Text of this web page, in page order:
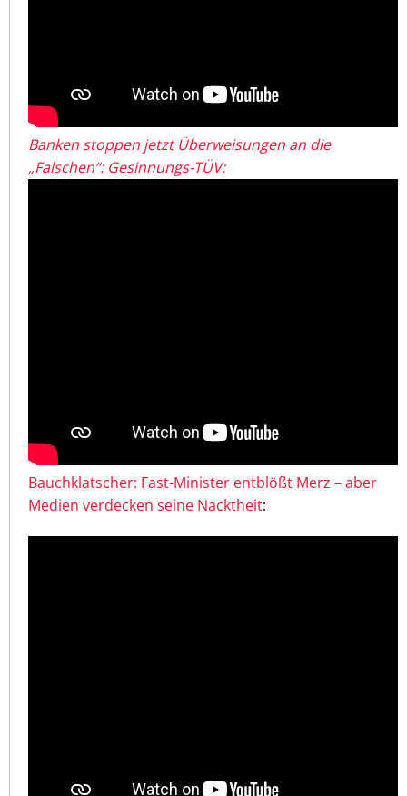
Banken stoppen jetzt Überweisungen an die
„Falschen“: Gesinnungs-TÜV:
Bauchklatscher: Fast-Minister entblößt Merz – aber
Medien verdecken seine Nacktheit: